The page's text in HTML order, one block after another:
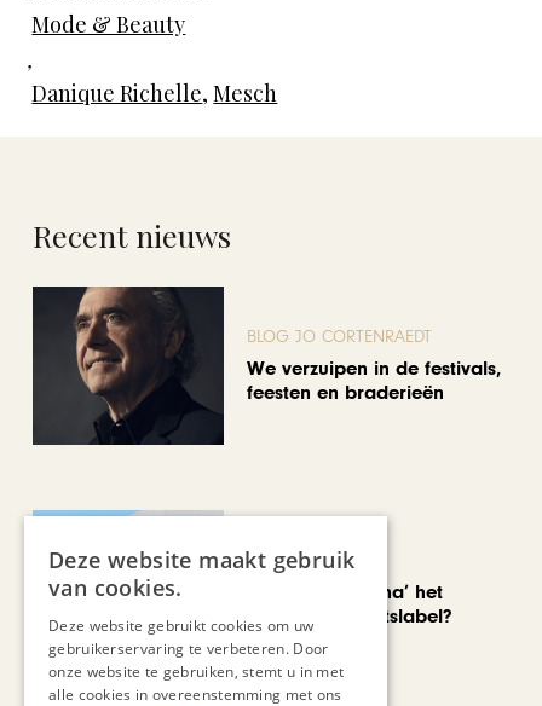
Mode & Beauty
,
Danique Richelle,Mesch
Recent nieuws
BLOG JO CORTENRAEDT
We verzuipen in de festivals,
feesten en braderieën
AUTOMOTIVE
Is ‘Made in China’ het
nieuwe kwaliteitslabel?
Deze website maakt gebruik
van cookies.
Deze website gebruikt cookies om uw
gebruikerservaring te verbeteren. Door
onze website te gebruiken, stemt u in met
alle cookies in overeenstemming met ons